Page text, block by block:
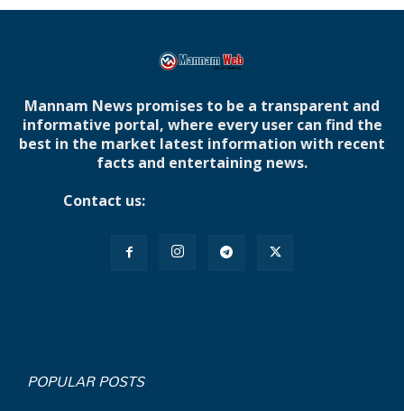
Mannam News promises to be a transparent and
informative portal, where every user can find the
best in the market latest information with recent
facts and entertaining news.
Contact us:
POPULAR POSTS